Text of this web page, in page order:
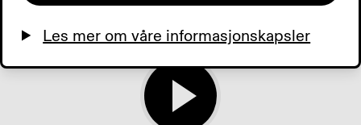
Les mer om våre informasjonskapsler